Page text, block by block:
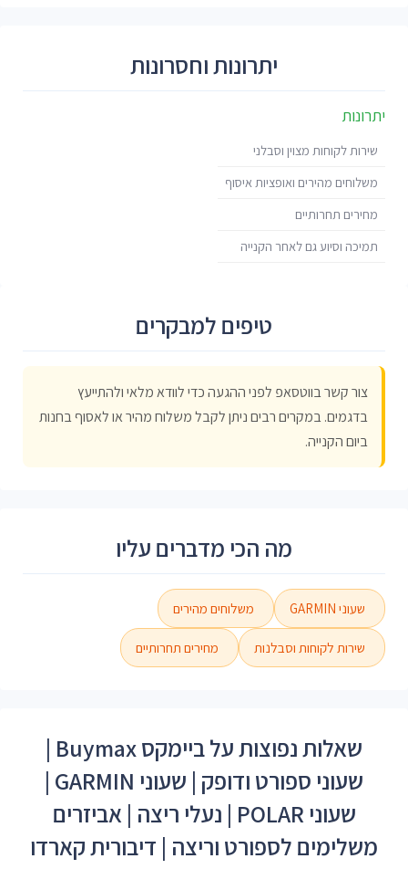
יתרונות וחסרונות
יתרונות
שירות לקוחות מצוין וסבלני
משלוחים מהירים ואופציות איסוף
מחירים תחרותיים
תמיכה וסיוע גם לאחר הקנייה
טיפים למבקרים
צור קשר בווטסאפ לפני ההגעה כדי לוודא מלאי ולהתייעץ
בדגמים. במקרים רבים ניתן לקבל משלוח מהיר או לאסוף בחנות
ביום הקנייה.
מה הכי מדברים עליו
שעוני GARMIN משלוחים מהירים
שירות לקוחות וסבלנות מחירים תחרותיים
שאלות נפוצות על ביימקס Buymax |
שעוני ספורט ודופק | שעוני GARMIN |
שעוני POLAR | נעלי ריצה | אביזרים
משלימים לספורט וריצה | דיבורית קארדו